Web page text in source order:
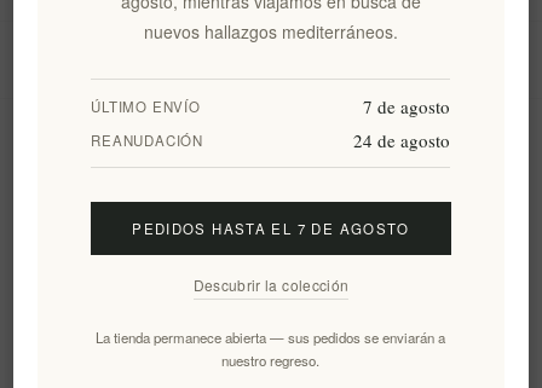
Suscribirse Desuscribirse
nuevos hallazgos mediterráneos.
ÚLTIMO ENVÍO 7 de agosto
REANUDACIÓN 24 de agosto
PEDIDOS HASTA EL 7 DE AGOSTO
Descubrir la colección
La tienda permanece abierta — sus pedidos se enviarán a
nuestro regreso.